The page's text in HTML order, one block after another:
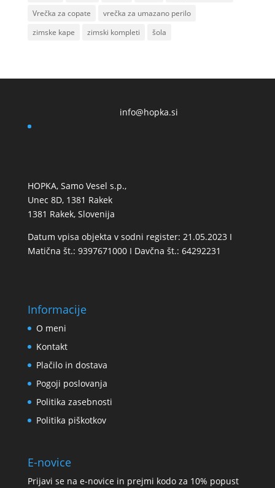
Vrečka za copate
vrečka za umazano perilo
zimske kape
zimski kompleti šola
HOPKA, Samo Vesel s.p.,
Unec 8D, 1381 Rakek
1381 Rakek, Slovenija
Datum vpisa objekta v sodni register: 21.05.2023 I
Matična št.: 9397671000 I Davčna št.: 64292231
info@hopka.si
Informacije
O meni
Kontakt
Plačilo in dostava
Pogoji poslovanja
Politika zasebnosti
Politika piškotkov
E-novice
Prijavi se na e-novice in prejmi kodo za 10% popust